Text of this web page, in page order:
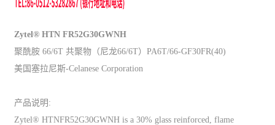
Zytel® HTN FR52G30GWNH
聚酰胺 66/6T 共聚物（尼龙66/6T）PA6T/66-GF30FR(40)
美国塞拉尼斯-Celanese Corporation
产品说明:
Zytel® HTNFR52G30GWNH is a 30% glass reinforced, flame